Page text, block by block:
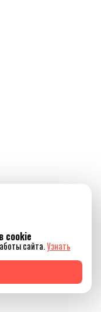
cookie
сайта.Узнать